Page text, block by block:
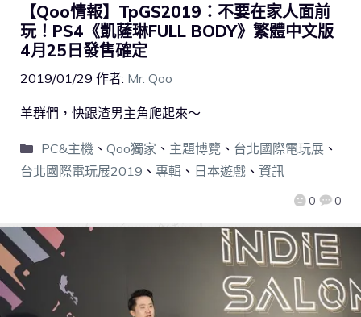
【Qoo情報】TpGS2019：不要在家人面前
玩！PS4《凱薩琳FULL BODY》繁體中文版
4月25日發售確定
2019/01/29 作者: Mr. Qoo
0 0
羊群們，快跟渣男主角爬起來～
PC&主機 、 Qoo獨家 、 主題博覽 、 台北國際電玩展、
台北國際電玩展2019 、 專輯 、 日本遊戲 、 資訊